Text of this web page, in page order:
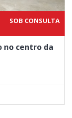
SOB CONSULTA
no centro da